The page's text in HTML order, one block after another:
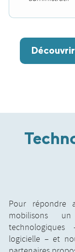
Pour répondre
mobilisons
logicielle – et